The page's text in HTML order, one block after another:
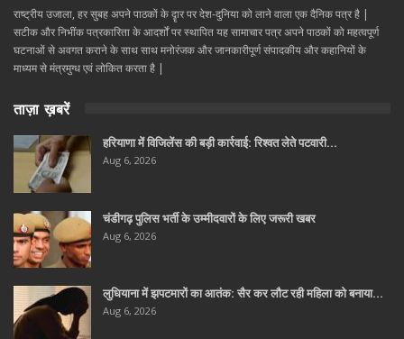
राष्ट्रीय उजाला, हर सुबह अपने पाठकों के दॄार पर देश-दुनिया को लाने वाला एक दैनिक पत्र है |
सटीक और निभींक पत्रकारिता के आदर्शों पर स्थापित यह सामाचार पत्र अपने पाठकों को महत्वपूर्ण
घटनाओं से अवगत कराने के साथ साथ मनोरंजक और जानकारीपूर्ण संपादकीय और कहानियों के
माध्यम से मंत्रमुग्ध एवं लोकित करता है |
ताज़ा ख़बरें
हरियाणा में विजिलेंस की बड़ी कार्रवाई: रिश्वत लेते पटवारी…
Aug 6, 2026
चंडीगढ़ पुलिस भर्ती के उम्मीदवारों के लिए जरूरी खबर
Aug 6, 2026
लुधियाना में झपटमारों का आतंक: सैर कर लौट रही महिला को बनाया…
Aug 6, 2026